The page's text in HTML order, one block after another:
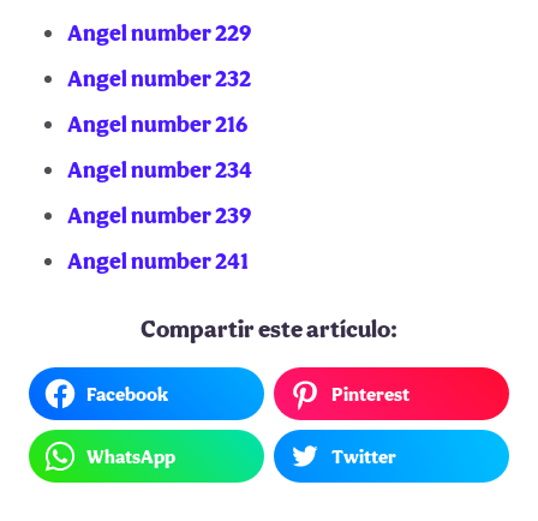
Angel number 229
Angel number 232
Angel number 216
Angel number 234
Angel number 239
Angel number 241
Compartir este artículo:
Facebook Pinterest
WhatsApp Twitter